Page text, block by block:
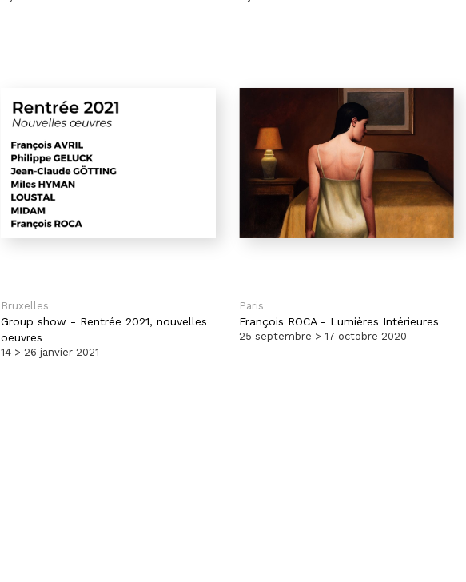
Bruxelles
Group show - Rentrée 2021, nouvelles
oeuvres
14 > 26 janvier 2021
Paris
François ROCA - Lumières Intérieures
25 septembre > 17 octobre 2020